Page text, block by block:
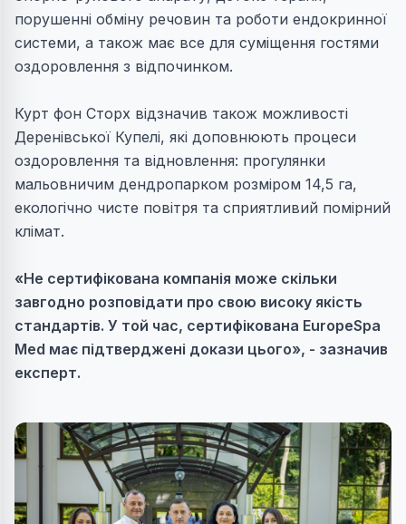
порушенні обміну речовин та роботи ендокринної
системи, а також має все для суміщення гостями
оздоровлення з відпочинком.
Курт фон Сторх відзначив також можливості
Деренівської Купелі, які доповнюють процеси
оздоровлення та відновлення: прогулянки
мальовничим дендропарком розміром 14,5 га,
екологічно чисте повітря та сприятливий помірний
клімат.
«Не сертифікована компанія може скільки
завгодно розповідати про свою високу якість
стандартів. У той час, сертифікована EuropeSpa
Med має підтверджені докази цього», - зазначив
експерт.